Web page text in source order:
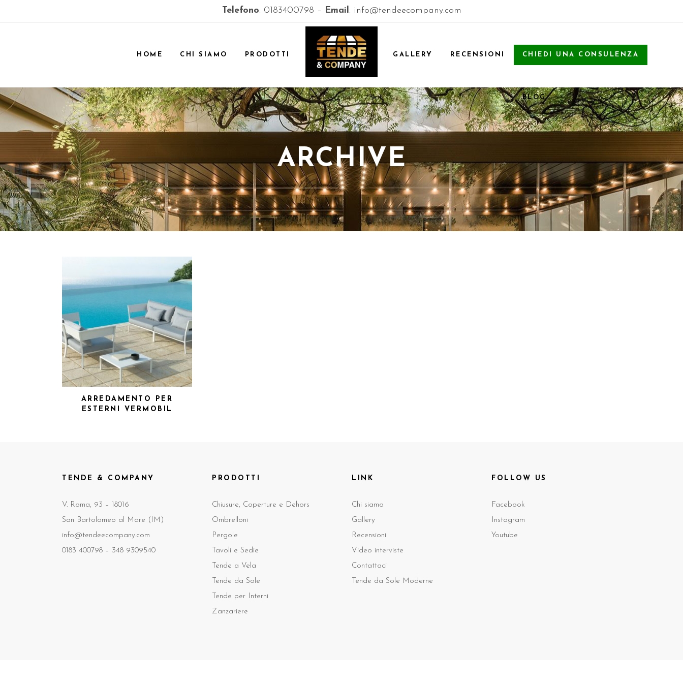
Telefono: 0183400798 – Email: info@tendeecompany.com
HOME CHI SIAMO PRODOTTI GALLERY RECENSIONI CHIEDI UNA CONSULENZA
BLOG
ARCHIVE
ARREDAMENTO PER
ESTERNI VERMOBIL
TENDE & COMPANY
V. Roma, 93 – 18016
San Bartolomeo al Mare (IM)
info@tendeecompany.com
0183 400798 – 348 9309540
PRODOTTI
Chiusure, Coperture e Dehors
Ombrelloni
Pergole
Tavoli e Sedie
Tende a Vela
Tende da Sole
Tende per Interni
Zanzariere
LINK
Chi siamo
Gallery
Recensioni
Video interviste
Contattaci
Tende da Sole Moderne
FOLLOW US
Facebook
Instagram
Youtube